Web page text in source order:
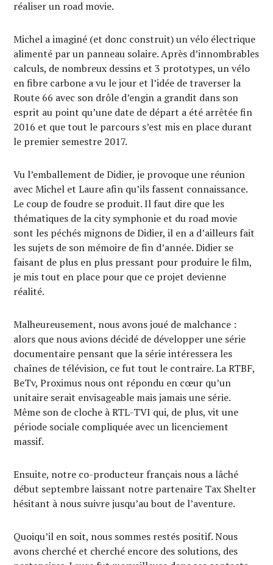
réaliser un road movie.
Michel a imaginé (et donc construit) un vélo électrique
alimenté par un panneau solaire. Après d’innombrables
calculs, de nombreux dessins et 3 prototypes, un vélo
en fibre carbone a vu le jour et l’idée de traverser la
Route 66 avec son drôle d’engin a grandit dans son
esprit au point qu’une date de départ a été arrêtée fin
2016 et que tout le parcours s’est mis en place durant
le premier semestre 2017.
Vu l’emballement de Didier, je provoque une réunion
avec Michel et Laure afin qu’ils fassent connaissance.
Le coup de foudre se produit. Il faut dire que les
thématiques de la city symphonie et du road movie
sont les péchés mignons de Didier, il en a d’ailleurs fait
les sujets de son mémoire de fin d’année. Didier se
faisant de plus en plus pressant pour produire le film,
je mis tout en place pour que ce projet devienne
réalité.
Malheureusement, nous avons joué de malchance :
alors que nous avions décidé de développer une série
documentaire pensant que la série intéressera les
chaînes de télévision, ce fut tout le contraire. La RTBF,
BeTv, Proximus nous ont répondu en cœur qu’un
unitaire serait envisageable mais jamais une série.
Même son de cloche à RTL-TVI qui, de plus, vit une
période sociale compliquée avec un licenciement
massif.
Ensuite, notre co-producteur français nous a lâché
début septembre laissant notre partenaire Tax Shelter
hésitant à nous suivre jusqu’au bout de l’aventure.
Quoiqu’il en soit, nous sommes restés positif. Nous
avons cherché et cherché encore des solutions, des